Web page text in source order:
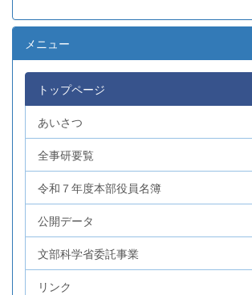
メニュー
トップページ
あいさつ
全事研要覧
令和７年度本部役員名簿
公開データ
文部科学省委託事業
リンク